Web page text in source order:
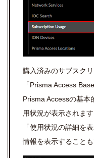
購入済みのサブスク
「Prisma Access
Prisma Accessの基本
用状況が表示されます
「使用状況の詳細を
情報を表示することも